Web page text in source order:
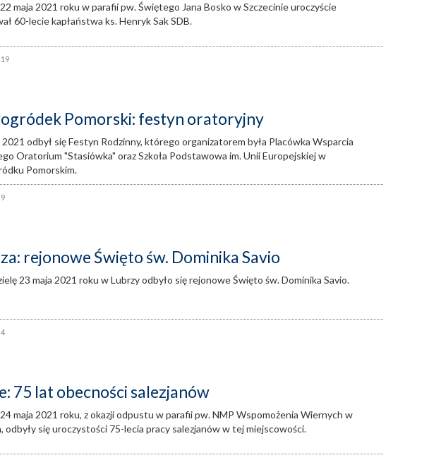
maja 2021 roku w parafii pw. Świętego Jana Bosko w Szczecinie uroczyście
60-lecie kapłaństwa ks. Henryk Sak SDB.
19
Pomorski: festyn oratoryjny
2021 odbył się Festyn Rodzinny, którego organizatorem była Placówka Wsparcia
Oratorium "Stasiówka" oraz Szkoła Podstawowa im. Unii Europejskiej w
Pomorskim.
9
rejonowe Święto św. Dominika Savio
23 maja 2021 roku w Lubrzy odbyło się rejonowe Święto św. Dominika Savio.
4
75 lat obecności salezjanów
maja 2021 roku, z okazji odpustu w parafii pw. NMP Wspomożenia Wiernych w
odbyły się uroczystości 75-lecia pracy salezjanów w tej miejscowości.